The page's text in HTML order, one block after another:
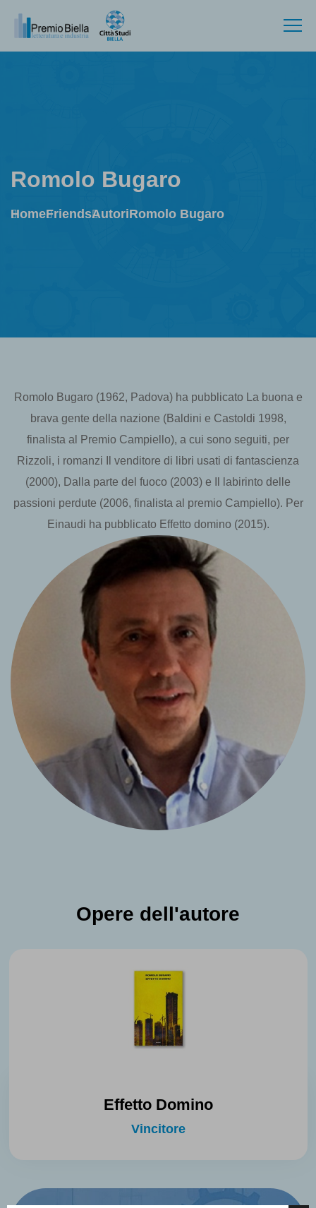
Romolo Bugaro
HomeFriendsAutoriRomolo Bugaro
Romolo Bugaro (1962, Padova) ha pubblicato La buona e
brava gente della nazione (Baldini e Castoldi 1998,
finalista al Premio Campiello), a cui sono seguiti, per
Rizzoli, i romanzi Il venditore di libri usati di fantascienza
(2000), Dalla parte del fuoco (2003) e Il labirinto delle
passioni perdute (2006, finalista al premio Campiello). Per
Einaudi ha pubblicato Effetto domino (2015).
Opere dell'autore
Effetto Domino
Vincitore